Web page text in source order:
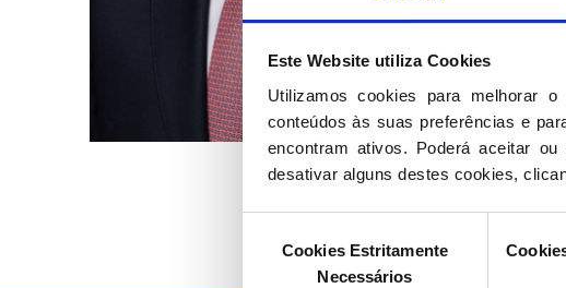
Este Website utiliza Cookies
Utilizamos cookies para melhorar
conteúdos às suas preferências e
encontram ativos. Poderá aceitar
desativar alguns destes cookies,
consentimento
Cookies Estritamente
Necessários
Em
Em
Em